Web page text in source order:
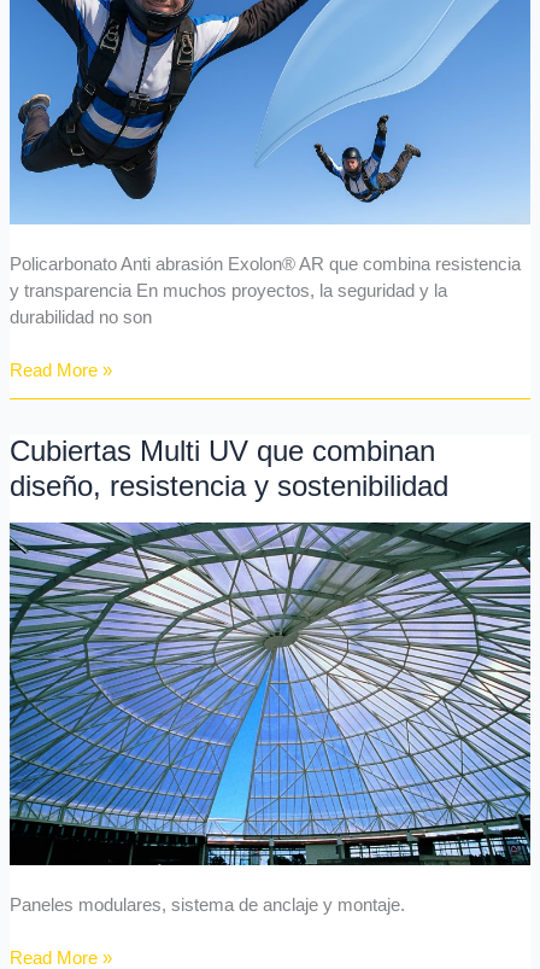
Policarbonato Anti abrasión Exolon® AR que combina resistencia
y transparencia En muchos proyectos, la seguridad y la
durabilidad no son
Read More »
Cubiertas Multi UV que combinan
diseño, resistencia y sostenibilidad
Paneles modulares, sistema de anclaje y montaje.
Cubiertas
Multi
UV
que
combinan
diseño,
resistencia
y
sostenibilidad
Read More »